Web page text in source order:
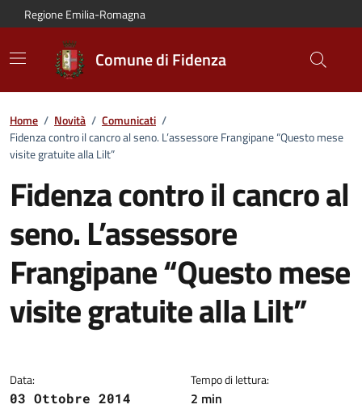
Vai al contenuto principale
Vai alla navigazione del sito
Vai al piede di pagina
Regione Emilia-Romagna
Comune di Fidenza
Home / Novità / Comunicati /
Fidenza contro il cancro al seno. L’assessore Frangipane “Questo mese
visite gratuite alla Lilt”
Fidenza contro il cancro al
seno. L’assessore
Frangipane “Questo mese
visite gratuite alla Lilt”
Data:
03 Ottobre 2014
Tempo di lettura:
2 min